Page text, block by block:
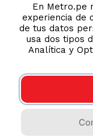
En Metro.pe
experiencia de
de tus datos
usa dos tipos
Analítica y